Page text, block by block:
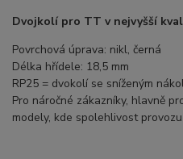
Dvojkolí pro TT v nejvyšší
Povrchová úprava: nikl, černá
Délka hřídele: 18,5 mm
RP25 = dvokolí se sníženým
Pro náročné zákazníky, hlavně
modely, kde spolehlivost